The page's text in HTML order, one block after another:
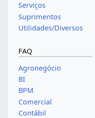
Serviços
Suprimentos
Utilidades/Diversos
FAQ
Agronegócio
BI
BPM
Comercial
Contábil